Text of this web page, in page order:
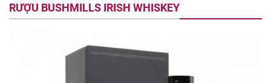
RƯỢU BUSHMILLS IRISH WHISKEY